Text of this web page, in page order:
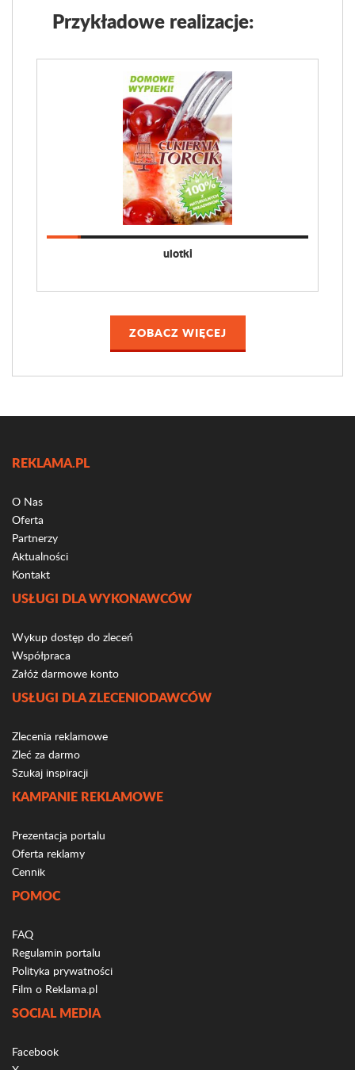
Przykładowe realizacje:
ulotki
ZOBACZ WIĘCEJ
REKLAMA.PL
O Nas
Oferta
Partnerzy
Aktualności
Kontakt
USŁUGI DLA WYKONAWCÓW
Wykup dostęp do zleceń
Współpraca
Załóż darmowe konto
USŁUGI DLA ZLECENIODAWCÓW
Zlecenia reklamowe
Zleć za darmo
Szukaj inspiracji
KAMPANIE REKLAMOWE
Prezentacja portalu
Oferta reklamy
Cennik
POMOC
FAQ
Regulamin portalu
Polityka prywatności
Film o Reklama.pl
SOCIAL MEDIA
Facebook